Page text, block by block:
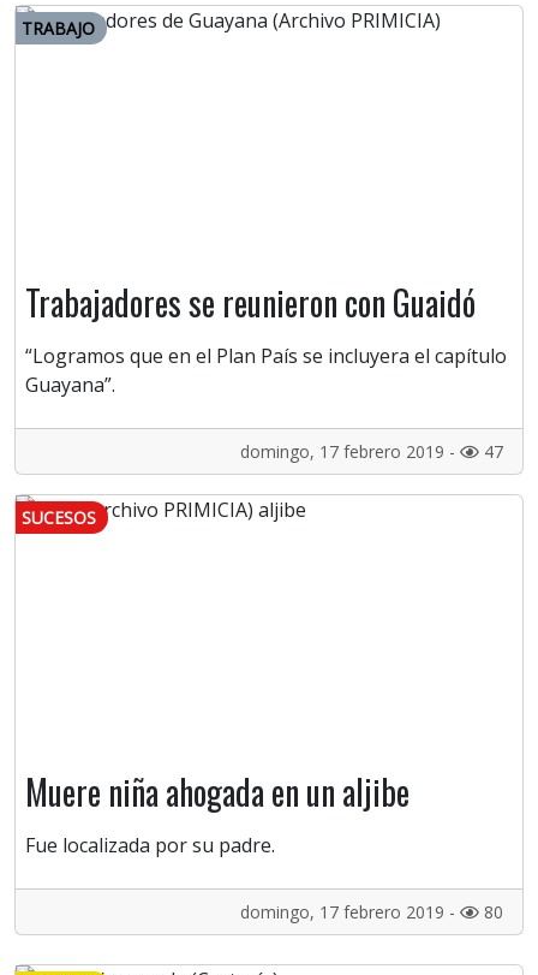
TRABAJO
Trabajadores se reunieron con Guaidó
“Logramos que en el Plan País se incluyera el capítulo
Guayana”.
domingo, 17 febrero 2019 - 47
SUCESOS
Muere niña ahogada en un aljibe
Fue localizada por su padre.
domingo, 17 febrero 2019 - 80